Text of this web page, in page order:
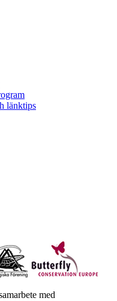
länktips
med